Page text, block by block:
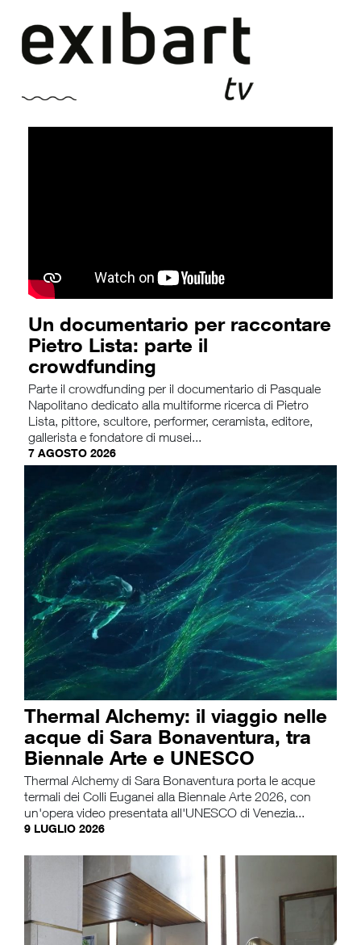
contenuto
Un documentario per raccontare
Pietro Lista: parte il
crowdfunding
Parte il crowdfunding per il documentario di Pasquale
Napolitano dedicato alla multiforme ricerca di Pietro
Lista, pittore, scultore, performer, ceramista, editore,
gallerista e fondatore di musei...
7 AGOSTO 2026
Thermal Alchemy: il viaggio nelle
acque di Sara Bonaventura, tra
Biennale Arte e UNESCO
Thermal Alchemy di Sara Bonaventura porta le acque
termali dei Colli Euganei alla Biennale Arte 2026, con
un'opera video presentata all'UNESCO di Venezia...
9 LUGLIO 2026